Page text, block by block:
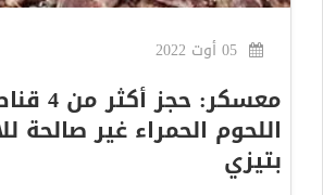
معسكر:
اللحوم الحمراء غير صالحة
بتيزي